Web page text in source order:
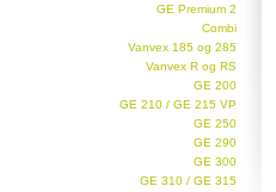
GE Premium 2
Combi
Vanvex 185 og 285
Vanvex R og RS
GE 200
GE 210 / GE 215 VP
GE 250
GE 290
GE 300
GE 310 / GE 315